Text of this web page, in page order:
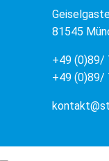
81545
+49 (0)89/
+49 (0)89/